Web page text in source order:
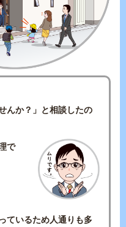
んか？」と相談したの
で
ているため人通りも多